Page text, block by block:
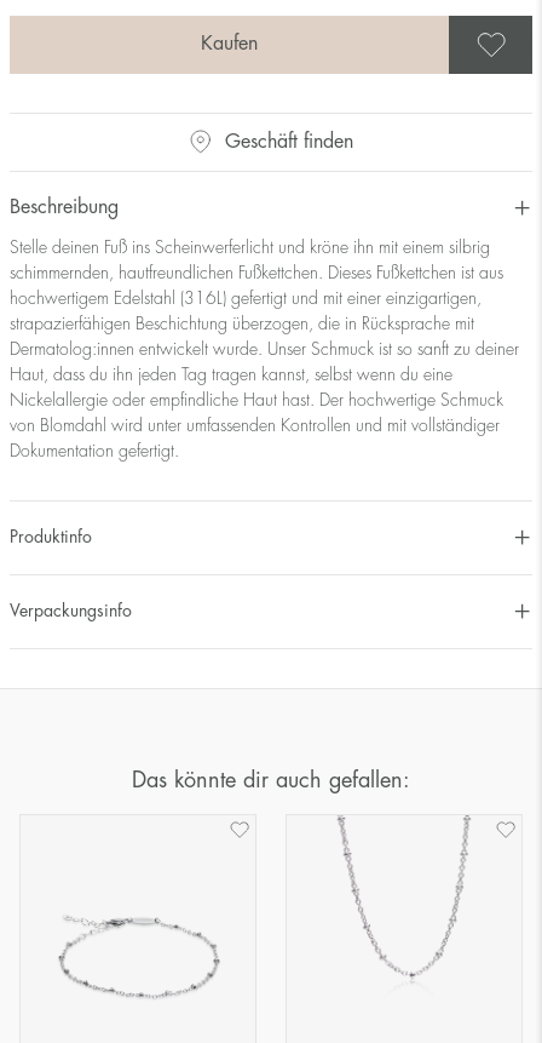
Geschäft finden
Beschreibung
Stelle deinen Fuß ins Scheinwerferlicht und kröne ihn mit einem silbrig
schimmernden, hautfreundlichen Fußkettchen. Dieses Fußkettchen ist aus
hochwertigem Edelstahl (316L) gefertigt und mit einer einzigartigen,
strapazierfähigen Beschichtung überzogen, die in Rücksprache mit
Dermatolog:innen entwickelt wurde. Unser Schmuck ist so sanft zu deiner
Haut, dass du ihn jeden Tag tragen kannst, selbst wenn du eine
Nickelallergie oder empfindliche Haut hast. Der hochwertige Schmuck
von Blomdahl wird unter umfassenden Kontrollen und mit vollständiger
Dokumentation gefertigt.
Produktinfo
Verpackungsinfo
Das könnte dir auch gefallen: